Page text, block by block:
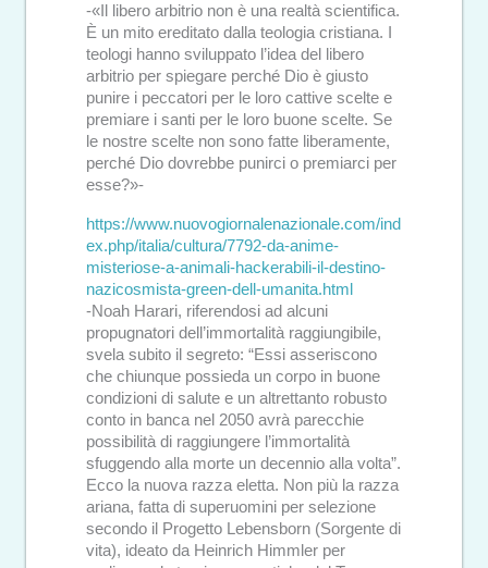
-«Il libero arbitrio non è una realtà scientifica.
È un mito ereditato dalla teologia cristiana. I
teologi hanno sviluppato l’idea del libero
arbitrio per spiegare perché Dio è giusto
punire i peccatori per le loro cattive scelte e
premiare i santi per le loro buone scelte. Se
le nostre scelte non sono fatte liberamente,
perché Dio dovrebbe punirci o premiarci per
esse?»-
https://www.nuovogiornalenazionale.com/ind
ex.php/italia/cultura/7792-da-anime-
misteriose-a-animali-hackerabili-il-destino-
nazicosmista-green-dell-umanita.html
-Noah Harari, riferendosi ad alcuni
propugnatori dell’immortalità raggiungibile,
svela subito il segreto: “Essi asseriscono
che chiunque possieda un corpo in buone
condizioni di salute e un altrettanto robusto
conto in banca nel 2050 avrà parecchie
possibilità di raggiungere l’immortalità
sfuggendo alla morte un decennio alla volta”.
Ecco la nuova razza eletta. Non più la razza
ariana, fatta di superuomini per selezione
secondo il Progetto Lebensborn (Sorgente di
vita), ideato da Heinrich Himmler per